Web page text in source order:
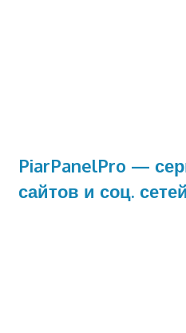
PiarPanelPro —
сайтов и соц. сетей